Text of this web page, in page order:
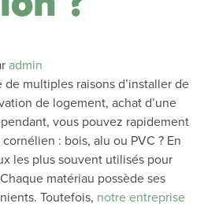
admin
multiples raisons d’installer de
de logement, achat d’une
vous pouvez rapidement
: bois, alu ou PVC ? En
les plus souvent utilisés pour
matériau possède ses
Toutefois, notre entreprise